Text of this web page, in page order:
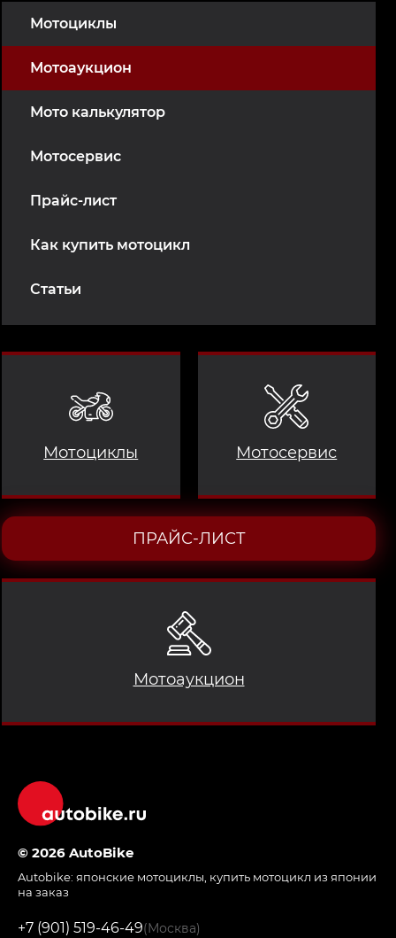
Мотоциклы
Мотоаукцион
Мото калькулятор
Мотосервис
Прайс-лист
Как купить мотоцикл
Статьи
Мотоциклы
Мотоаукцион
Мотосервис
ПРАЙС-ЛИСТ
© 2026 AutoBike
Autobike: японские мотоциклы купить мотоцикл из японии
на заказ
+7 (901) 519-46-49(Москва)